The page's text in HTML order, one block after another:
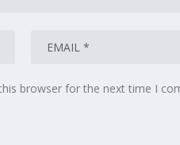
browser for the next time I